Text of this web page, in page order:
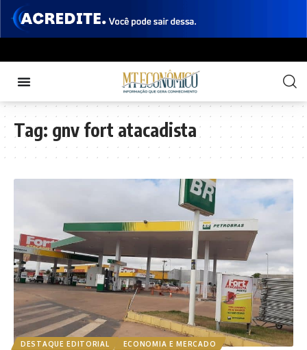
Tag: gnv fort atacadista
DESTAQUE EDITORIAL ECONOMIA E MERCADO